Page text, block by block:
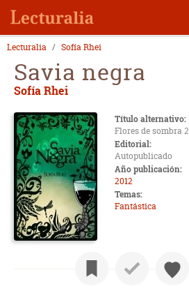
Lecturalia Sofía Rhei
Savia negra
Sofía Rhei
Título alternativo:
Flores de sombra 2
Editorial:
Autopublicado
Año publicación:
2012
Temas:
Fantástica